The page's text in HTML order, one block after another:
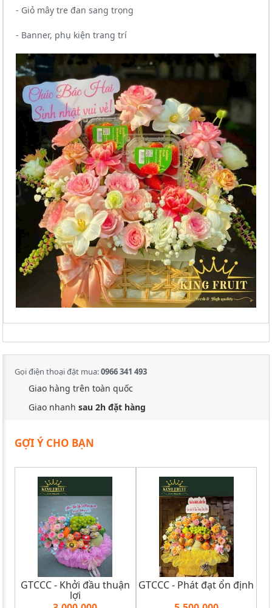
- Giỏ mây tre đan sang trọng
- Banner, phụ kiện trang trí
Gọi điện thoại đặt mua:0966 341 493
Giao hàng trên toàn quốc
Giao nhanh sau 2h đặt hàng
GỢI Ý CHO BẠN
GTCCC - Khởi đầu thuận
lợi
GTCCC - Phát đạt ổn định